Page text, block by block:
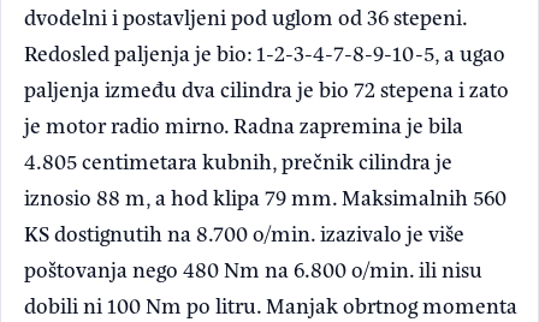
dvodelni i postavljeni pod uglom od 36 stepeni.
Redosled paljenja je bio: 1-2-3-4-7-8-9-10-5, a ugao
paljenja između dva cilindra je bio 72 stepena i zato
je motor radio mirno. Radna zapremina je bila
4.805 centimetara kubnih, prečnik cilindra je
iznosio 88 m, a hod klipa 79 mm. Maksimalnih 560
KS dostignutih na 8.700 o/min. izazivalo je više
poštovanja nego 480 Nm na 6.800 o/min. ili nisu
dobili ni 100 Nm po litru. Manjak obrtnog momenta